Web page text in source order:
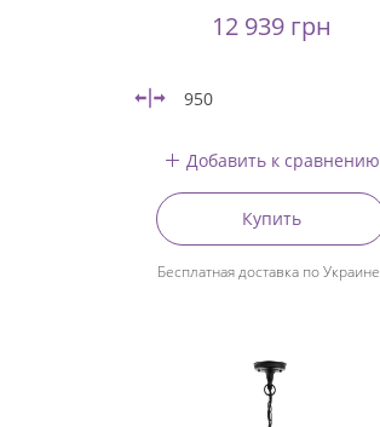
12 939 грн
950
Добавить к сравнению
Купить
Бесплатная доставка по Украине